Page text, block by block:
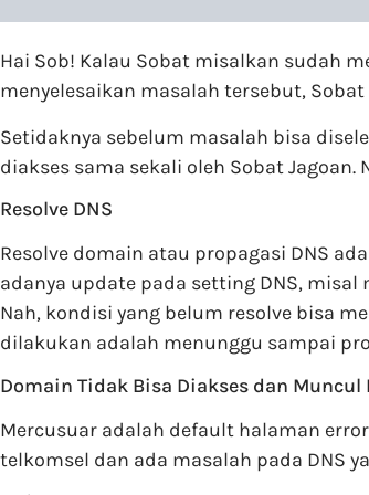
Hai Sob! Kalau Sobat misalkan sudah
menyelesaikan masalah tersebut,
Setidaknya sebelum masalah bisa
diakses sama sekali oleh Sobat
Resolve DNS
Resolve domain atau propagasi DNS
adanya update pada setting DNS,
Nah, kondisi yang belum resolve bisa
dilakukan adalah menunggu sampai
Domain Tidak Bisa Diakses dan Muncul
Mercusuar adalah default halaman
telkomsel dan ada masalah pada DNS